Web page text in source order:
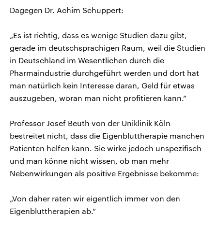
Dagegen Dr. Achim Schuppert:
„Es ist richtig, dass es wenige Studien dazu gibt,
gerade im deutschsprachigen Raum, weil die Studien
in Deutschland im Wesentlichen durch die
Pharmaindustrie durchgeführt werden und dort hat
man natürlich kein Interesse daran, Geld für etwas
auszugeben, woran man nicht profitieren kann.“
Professor Josef Beuth von der Uniklinik Köln
bestreitet nicht, dass die Eigenbluttherapie manchen
Patienten helfen kann. Sie wirke jedoch unspezifisch
und man könne nicht wissen, ob man mehr
Nebenwirkungen als positive Ergebnisse bekomme:
„Von daher raten wir eigentlich immer von den
Eigenbluttherapien ab.“